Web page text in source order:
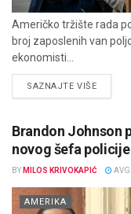
Američko tržište rada
broj zaposlenih van
ekonomisti...
SAZNAJTE VIŠEDETAILS
Brandon Johnson
novog šefa policije
BY MILOS KRIVOKAPIĆ
AMERIKA